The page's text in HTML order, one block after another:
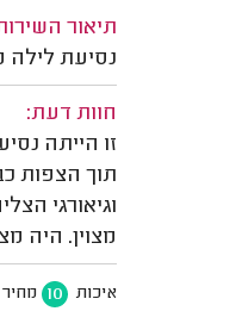
תיאור
נסיעת לילה
חוות דעת:
זו הייתה
תוך הצפות
וגיאורגי
מצוין. היה
איכות 10 מחיר